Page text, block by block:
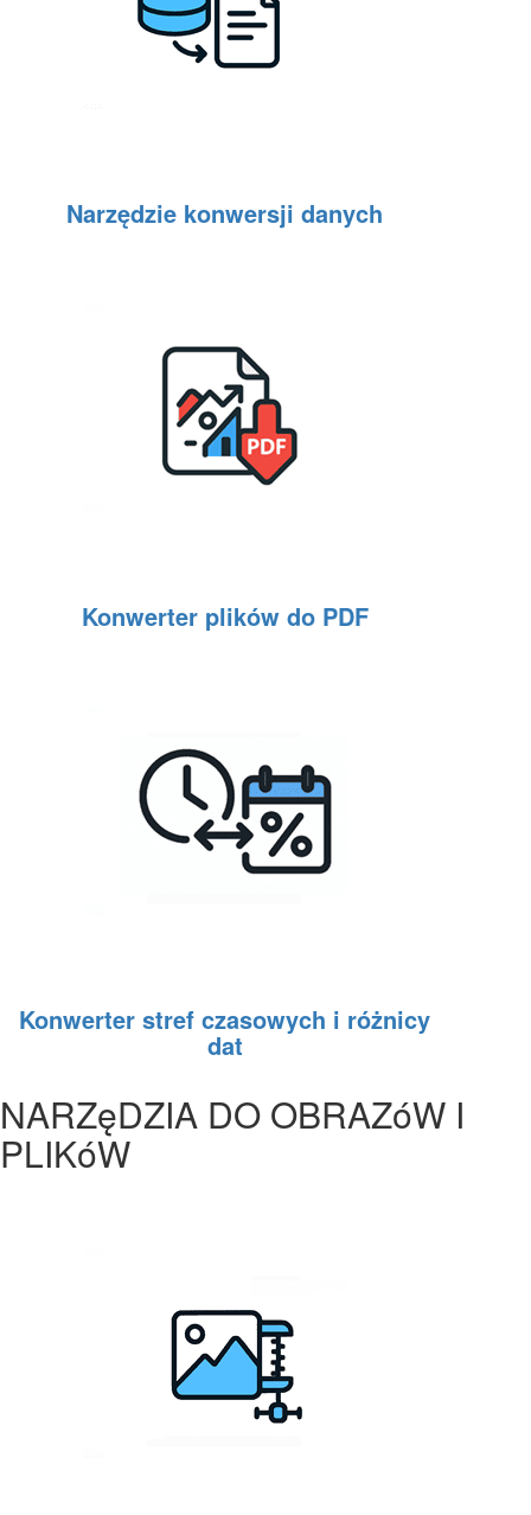
Narzędzie konwersji danych
Konwerter plików do PDF
Konwerter stref czasowych i różnicy
dat
NARZęDZIA DO OBRAZóW I
PLIKóW